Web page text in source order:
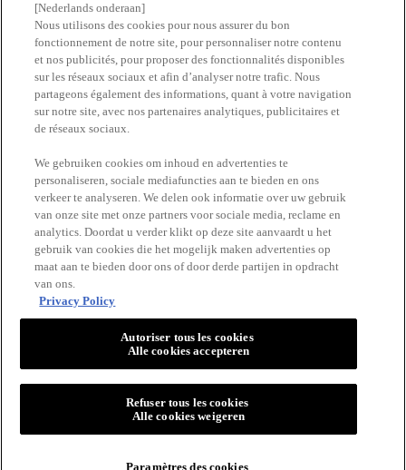
Newsletter
Trouvez une pharmacie​
RESTEZ EN CONTACT
VICHY
Vichy France CAI/CAF 03
TSA 75000 93584 ST OUEN CEDEX FR.
[Nederlands onderaan]
Nous utilisons des cookies pour nous assurer du bon
fonctionnement de notre site, pour personnaliser notre contenu
et nos publicités, pour proposer des fonctionnalités disponibles
sur les réseaux sociaux et afin d’analyser notre trafic. Nous
partageons également des informations, quant à votre navigation
sur notre site, avec nos partenaires analytiques, publicitaires et
de réseaux sociaux.
We gebruiken cookies om inhoud en advertenties te
personaliseren, sociale mediafuncties aan te bieden en ons
verkeer te analyseren. We delen ook informatie over uw gebruik
van onze site met onze partners voor sociale media, reclame en
analytics. Doordat u verder klikt op deze site aanvaardt u het
gebruik van cookies die het mogelijk maken advertenties op
maat aan te bieden door ons of door derde partijen in opdracht
van ons.
Privacy Policy
Paramètres des cookies
Refuser tous les cookies
Alle cookies weigeren
Autoriser tous les cookies
Alle cookies accepteren